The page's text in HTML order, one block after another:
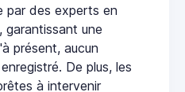
par des experts en
garantissant une
présent, aucun
De plus, les
à intervenir